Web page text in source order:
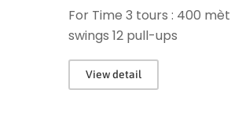
For Time 3 tours : 400
swings 12 pull-ups
View detail